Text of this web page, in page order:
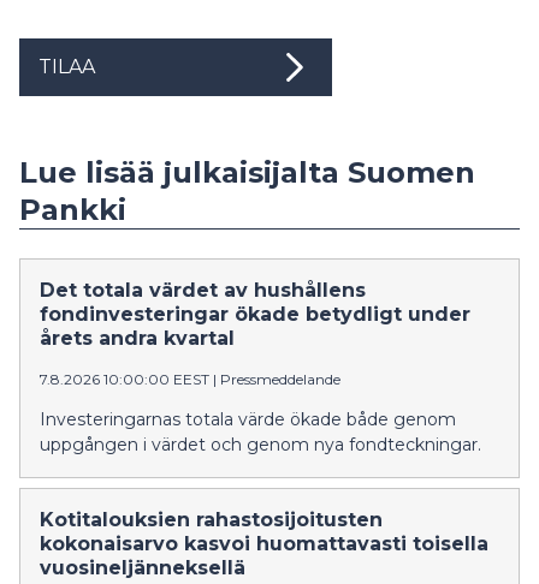
TILAA
Lue lisää julkaisijalta Suomen
Pankki
Det totala värdet av hushållens
fondinvesteringar ökade betydligt under
årets andra kvartal
7.8.2026 10:00:00 EEST | Pressmeddelande
Investeringarnas totala värde ökade både genom
uppgången i värdet och genom nya fondteckningar.
Kotitalouksien rahastosijoitusten
kokonaisarvo kasvoi huomattavasti toisella
vuosineljänneksellä